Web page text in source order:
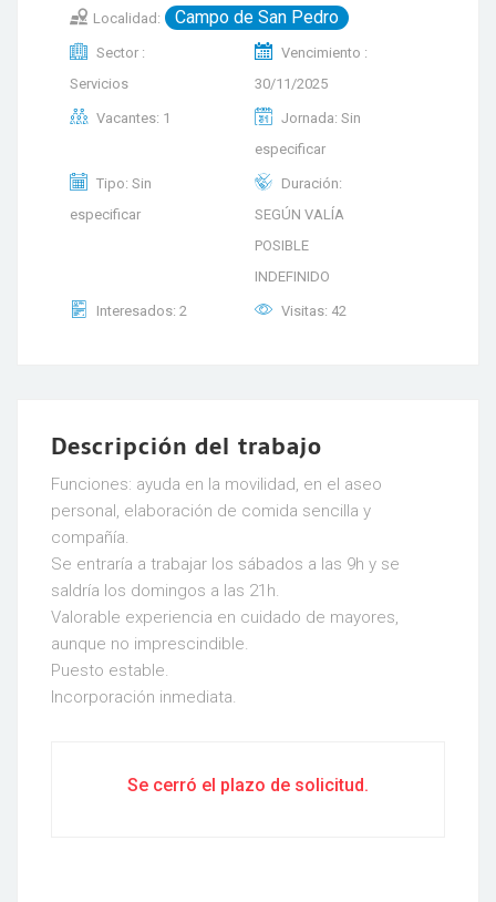
Localidad: Campo de San Pedro
Sector :
Servicios
Vencimiento :
30/11/2025
Vacantes: 1
Jornada: Sin
especificar
Tipo: Sin
especificar
Duración:
SEGÚN VALÍA
POSIBLE
INDEFINIDO
Interesados: 2 Visitas: 42
Descripción del trabajo
Funciones: ayuda en la movilidad, en el aseo
personal, elaboración de comida sencilla y
compañía.
Se entraría a trabajar los sábados a las 9h y se
saldría los domingos a las 21h.
Valorable experiencia en cuidado de mayores,
aunque no imprescindible.
Puesto estable.
Incorporación inmediata.
Se cerró el plazo de solicitud.